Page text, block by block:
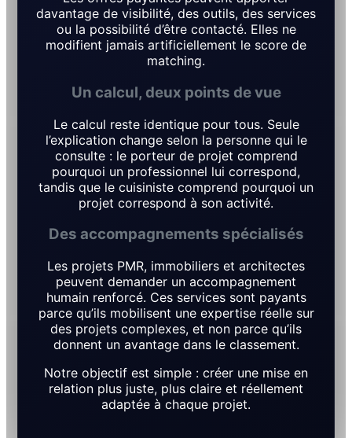
davantage de visibilité, des outils, des services
ou la possibilité d’être contacté. Elles ne
modifient jamais artificiellement le score de
matching.
Un calcul, deux points de vue
Le calcul reste identique pour tous. Seule
l’explication change selon la personne qui le
consulte : le porteur de projet comprend
pourquoi un professionnel lui correspond,
tandis que le cuisiniste comprend pourquoi un
projet correspond à son activité.
Des accompagnements spécialisés
Les projets PMR, immobiliers et architectes
peuvent demander un accompagnement
humain renforcé. Ces services sont payants
parce qu’ils mobilisent une expertise réelle sur
des projets complexes, et non parce qu’ils
donnent un avantage dans le classement.
Notre objectif est simple : créer une mise en
relation plus juste, plus claire et réellement
adaptée à chaque projet.